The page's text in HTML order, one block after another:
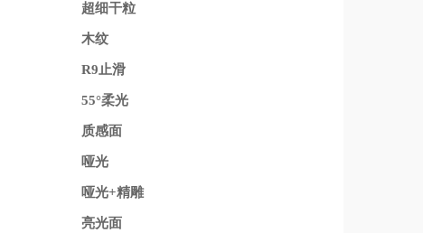
超细干粒
木纹
R9止滑
55°柔光
质感面
哑光
哑光+精雕
亮光面